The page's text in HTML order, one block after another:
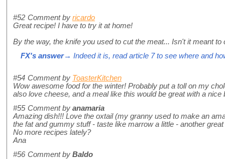
#52 Comment by ricardo
Great recipe! I have to try it at home!
By the way, the knife you used to cut the meat... Isn't it meant to
FX's answer→ Indeed it is, read article 7 to see where and
#54 Comment by ToasterKitchen
Wow awesome food for the winter! Probably put a toll on my
also love cheese, and a meal like this would be great with a
#55 Comment by anamaria
Amazing dish!!! Love the oxtail (my granny used to make an
the fat and gummy stuff - taste like marrow a little - another great
No more recipes lately?
Ana
#56 Comment by Baldo